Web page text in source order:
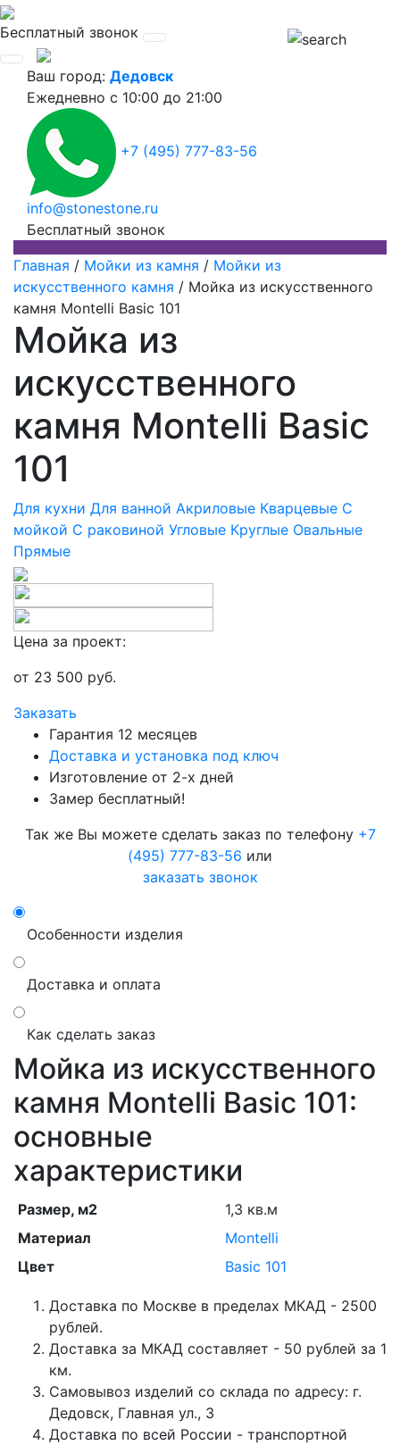
Бесплатный звонок
Ваш город: Дедовск
Ежедневно с 10:00 до 21:00
+7 (495) 777-83-56
info@stonestone.ru
Бесплатный звонок
Главная / Мойки из камня / Мойки из
искусственного камня / Мойка из искусственного
камня Montelli Basic 101
Мойка из
искусственного
камня Montelli Basic
101
Для кухни Для ванной Акриловые Кварцевые С
мойкой С раковиной Угловые Круглые Овальные
Прямые
Цена за проект:
от 23 500 руб.
Заказать
Гарантия 12 месяцев
Доставка и установка под ключ
Изготовление от 2-х дней
Замер бесплатный!
Так же Вы можете сделать заказ по телефону +7
(495) 777-83-56 или
заказать звонок
Особенности изделия
Доставка и оплата
Как сделать заказ
Мойка из искусственного
камня Montelli Basic 101:
основные
характеристики
Размер, м2
1,3 кв.м
Материал
Montelli
Цвет
Basic 101
Доставка по Москве в пределах МКАД - 2500
рублей.
Доставка за МКАД составляет - 50 рублей за 1
км.
Самовывоз изделий со склада по адресу: г.
Дедовск, Главная ул., 3
Доставка по всей России - транспортной